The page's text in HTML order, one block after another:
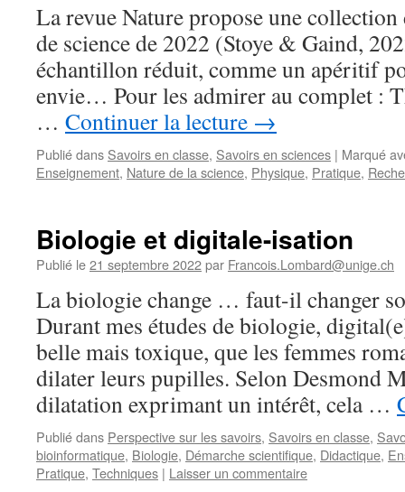
La revue Nature propose une
de science de 2022 (Stoye & Gaind,
échantillon réduit, comme un apéritif
envie… Pour les admirer au complet :
… Continuer la lecture →
Publié dans Savoirs en classe, Savoirs en sciences | Marqué
Enseignement, Nature de la science, Physique, Pratique,
Biologie et digitale-isation
Publié le21 septembre 2022par Francois.Lombard@unige.ch
La biologie change … faut-il changer
Durant mes études de biologie,
belle mais toxique, que les femmes
dilater leurs pupilles. Selon Desmond
dilatation exprimant un intérêt, cela …
Publié dans Perspective sur les savoirs, Savoirs en classe,
bioinformatique, Biologie, Démarche scientifique, Didactique,
Pratique, Techniques | Laisser un commentaire